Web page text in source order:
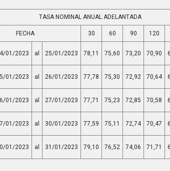
TASA NOMINAL ANUAL ADELANTADA
FECHA 30 60 90 120
01/2023 al 25/01/2023 78,11 75,60 73,20 70,90
01/2023 al 26/01/2023 77,78 75,30 72,92 70,64
01/2023 al 27/01/2023 77,71 75,23 72,85 70,58
01/2023 al 30/01/2023 77,59 75,11 72,74 70,47
01/2023 al 31/01/2023 79,10 76,52 74,06 71,71